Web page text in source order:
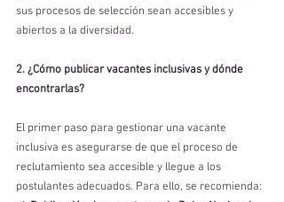
sus procesos de selección sean accesibles y
abiertos a la diversidad.
2. ¿Cómo publicar vacantes inclusivas y dónde
encontrarlas?
El primer paso para gestionar una vacante
inclusiva es asegurarse de que el proceso de
reclutamiento sea accesible y llegue a los
postulantes adecuados. Para ello, se recomienda: